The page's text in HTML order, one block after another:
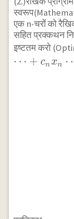
एक n-चरों को
सहित प्रक्कथन
इष्टतम करो
⋯ + cn xn